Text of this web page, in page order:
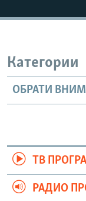
Категории
ОБРАТИ
ТВ
РАДИО